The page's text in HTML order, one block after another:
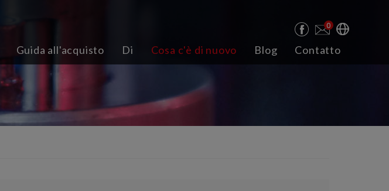
0
Guida all'acquisto Di Cosa c'è di nuovo Blog Contatto